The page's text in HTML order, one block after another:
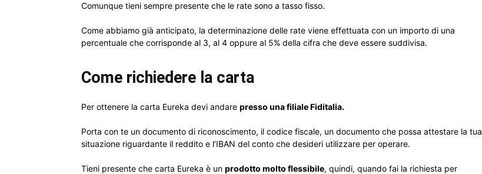
Comunque tieni sempre presente che le rate sono a tasso fisso.
Come abbiamo già anticipato, la determinazione delle rate viene effettuata con un importo di una
percentuale che corrisponde al 3, al 4 oppure al 5% della cifra che deve essere suddivisa.
Come richiedere la carta
Per ottenere la carta Eureka devi andare presso una filiale Fiditalia.
Porta con te un documento di riconoscimento, il codice fiscale, un documento che possa attestare la tua
situazione riguardante il reddito e l’IBAN del conto che desideri utilizzare per operare.
Tieni presente che carta Eureka è un prodotto molto flessibile, quindi, quando fai la richiesta per